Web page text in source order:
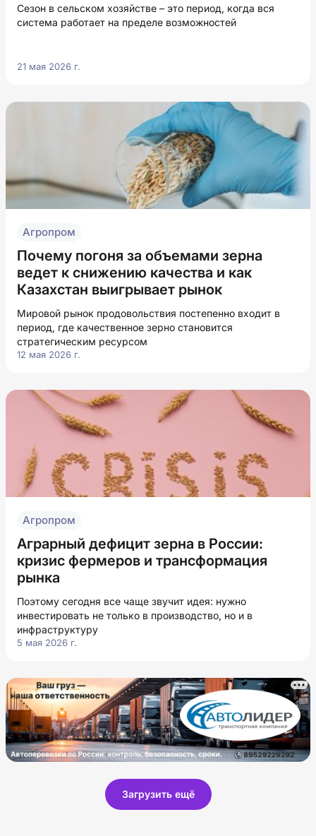
Сезон в сельском хозяйстве – это период, когда вся
система работает на пределе возможностей
21 мая 2026 г.
Агропром
Почему погоня за объемами зерна
ведет к снижению качества и как
Казахстан выигрывает рынок
Мировой рынок продовольствия постепенно входит в
период, где качественное зерно становится
стратегическим ресурсом
12 мая 2026 г.
Агропром
Аграрный дефицит зерна в России:
кризис фермеров и трансформация
рынка
Поэтому сегодня все чаще звучит идея: нужно
инвестировать не только в производство, но и в
инфраструктуру
5 мая 2026 г.
Загрузить ещё